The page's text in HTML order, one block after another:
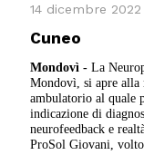
14 dicembre 2022
Cuneo
Mondovì -La
Mondovì, si apre alla
ambulatorio al quale
indicazione di
neurofeedback e
ProSol Giovani,